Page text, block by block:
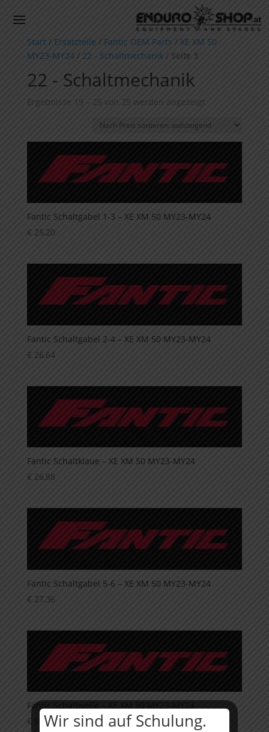
Start/ Ersatzteile / Fantic OEM Parts / XE XM 50
MY23-MY24/ 22 - Schaltmechanik/ Seite 3
22 - Schaltmechanik
Ergebnisse 19 – 25 von 25 werden angezeigtNach
sortiert:
aufsteigend
Fantic Schaltgabel 1-3 – XE XM 50 MY23-MY24
€25,20
Fantic Schaltgabel 2-4 – XE XM 50 MY23-MY24
€ 26,64
Fantic Schaltklaue – XE XM 50 MY23-MY24
€26,88
Fantic Schaltgabel 5-6 – XE XM 50 MY23-MY24
€27,36
Fantic Schaltwelle – XE XM 50 MY23-MY24
€ 61,44
Wir sind auf Schulung.